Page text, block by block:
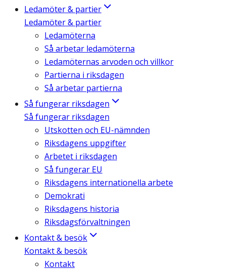
Ledamöter & partier
Ledamöter & partier
Ledamöterna
Så arbetar ledamöterna
Ledamöternas arvoden och villkor
Partierna i riksdagen
Så arbetar partierna
Så fungerar riksdagen
Så fungerar riksdagen
Utskotten och EU-nämnden
Riksdagens uppgifter
Arbetet i riksdagen
Så fungerar EU
Riksdagens internationella arbete
Demokrati
Riksdagens historia
Riksdagsförvaltningen
Kontakt & besök
Kontakt & besök
Kontakt